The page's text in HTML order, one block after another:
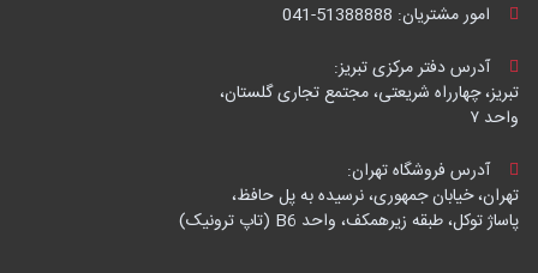
امور مشتریان: 041-51388888
آدرس دفتر مرکزی تبریز:
تبریز، چهارراه شریعتی، مجتمع تجاری گلستان،
واحد ۷
آدرس فروشگاه تهران:
تهران، خیابان جمهوری، نرسیده به پل حافظ،
پاساژ توکل، طبقه زیرهمکف، واحد B6 (تاپ ترونیک)